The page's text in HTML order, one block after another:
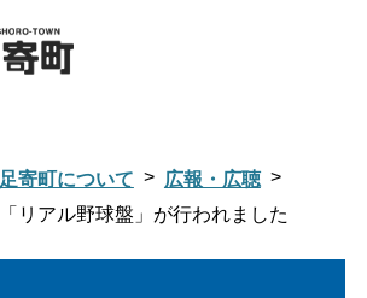
足寄町について
広報・広聴
「リアル野球盤」が行われました